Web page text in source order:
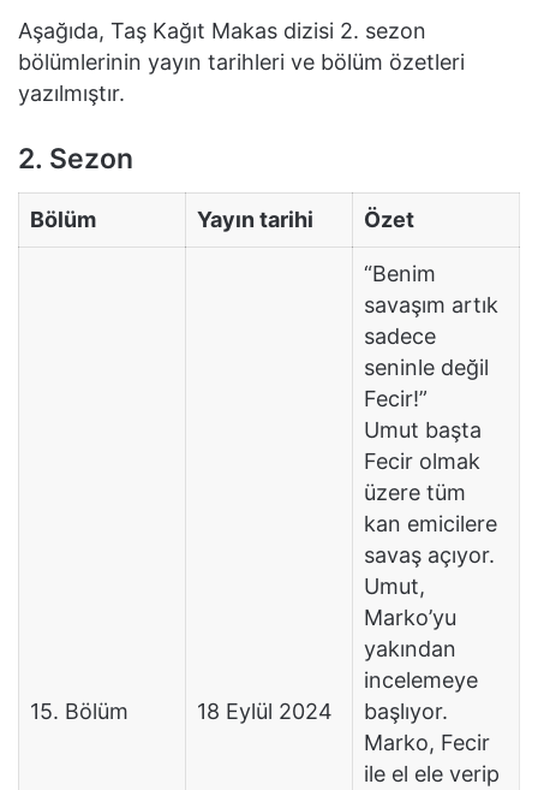
Aşağıda, Taş Kağıt Makas dizisi 2. sezon
bölümlerinin yayın tarihleri ve bölüm özetleri
yazılmıştır.
2. Sezon
Bölüm Yayın tarihi Özet
15. Bölüm 18 Eylül 2024
“Benim
savaşım artık
sadece
seninle değil
Fecir!”
Umut başta
Fecir olmak
üzere tüm
kan emicilere
savaş açıyor.
Umut,
Marko’yu
yakından
incelemeye
başlıyor.
Marko, Fecir
ile el ele verip